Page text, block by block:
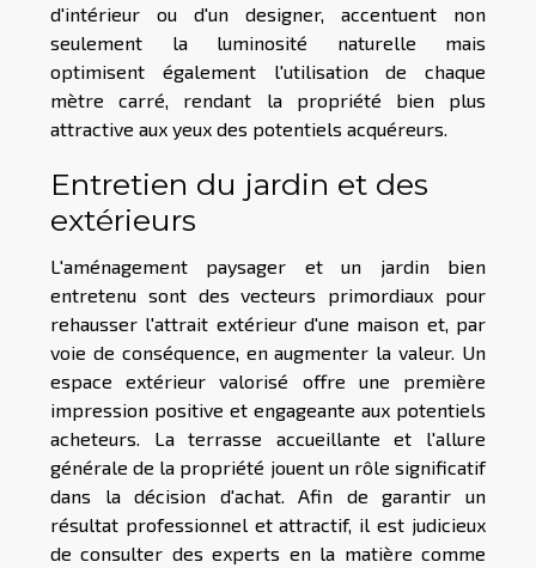
d'intérieur ou d'un designer, accentuent non
seulement la luminosité naturelle mais
optimisent également l'utilisation de chaque
mètre carré, rendant la propriété bien plus
attractive aux yeux des potentiels acquéreurs.
Entretien du jardin et des
extérieurs
L'aménagement paysager et un jardin bien
entretenu sont des vecteurs primordiaux pour
rehausser l'attrait extérieur d'une maison et, par
voie de conséquence, en augmenter la valeur. Un
espace extérieur valorisé offre une première
impression positive et engageante aux potentiels
acheteurs. La terrasse accueillante et l'allure
générale de la propriété jouent un rôle significatif
dans la décision d'achat. Afin de garantir un
résultat professionnel et attractif, il est judicieux
de consulter des experts en la matière comme